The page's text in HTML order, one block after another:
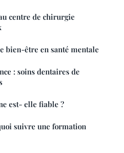
centre de chirurgie
bien-être en santé mentale
: soins dentaires de
est- elle fiable ?
suivre une formation